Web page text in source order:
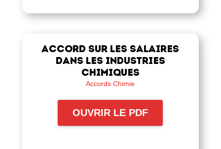
Accord sur les salaires
dans les industries
chimiques
Accords Chimie
OUVRIR LE PDF